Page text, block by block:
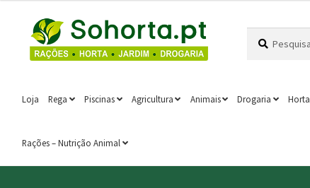
Ir
para
a
Saltar
para
o
por:
Loja Rega Piscinas Agricultura Animais Drogaria Horta
Rações – Nutrição Animal
through